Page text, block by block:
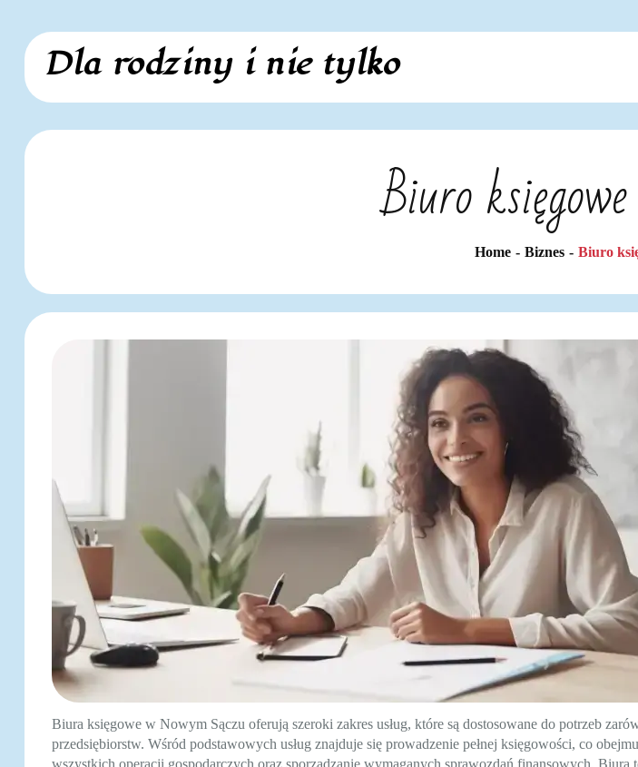
content
Dla rodziny i nie tylko
Biuro
Home Biznes Biuro
Biura księgowe w Nowym Sączu oferują szeroki zakres usług, które są dostosowane do potrzeb
przedsiębiorstw. Wśród podstawowych usług znajduje się prowadzenie pełnej księgowości, co
wszystkich operacji gospodarczych oraz sporządzanie wymaganych sprawozdań finansowych. Biura